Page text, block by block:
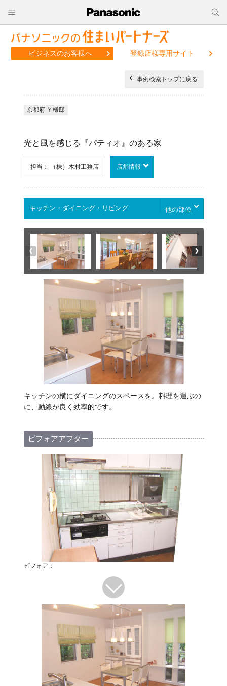
ビジネスのお客様へ 登録店様専用サイト
事例検索トップに戻る
京都府 Ｙ様邸
光と風を感じる『パティオ』のある家
担当： （株）木村工務店 店舗情報
他の部位
キッチンの横にダイニングのスペースを。料理を運ぶの
に、動線が良く効率的です。
ビフォアアフター
ビフォア：